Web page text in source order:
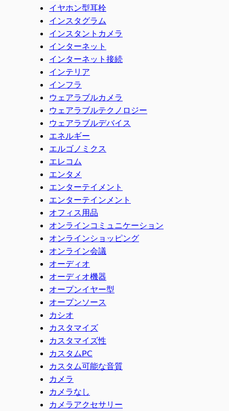
イヤホン型耳栓
インスタグラム
インスタントカメラ
インターネット
インターネット接続
インテリア
インフラ
ウェアラブルカメラ
ウェアラブルテクノロジー
ウェアラブルデバイス
エネルギー
エルゴノミクス
エレコム
エンタメ
エンターテイメント
エンターテインメント
オフィス用品
オンラインコミュニケーション
オンラインショッピング
オンライン会議
オーディオ
オーディオ機器
オープンイヤー型
オープンソース
カシオ
カスタマイズ
カスタマイズ性
カスタムPC
カスタム可能な音質
カメラ
カメラなし
カメラアクセサリー